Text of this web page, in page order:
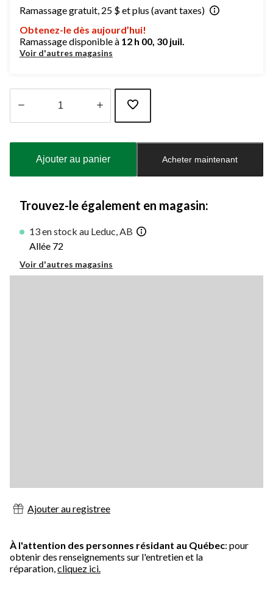
Ramassage gratuit, 25 $ et plus (avant taxes)
Obtenez-le dès aujourd’hui!
Ramassage disponible à 12 h 00, 30 juil.
Voir d'autres magasins
à
Ajouter au panier Acheter maintenant
Trouvez-le également en magasin:
13 en stock au Leduc, AB
Allée 72
Voir d'autres magasins
Ajouter au registree
À l'attention des personnes résidant au Québec: pour
obtenir des renseignements sur l'entretien et la
réparation,cliquez ici.